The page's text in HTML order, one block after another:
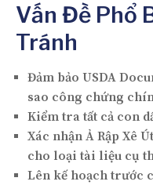
Vấn Đề Phổ
Tránh
Đảm bảo USDA
sao công chứng
Kiểm tra tất cả con
Xác nhận Ả Rập Xê
cho loại tài liệu cụ
Lên kế hoạch trước